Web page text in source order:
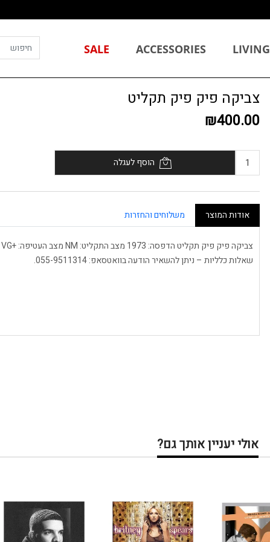
LIVING
ACCESSORIES
SALE
צביקה פיק פיק תקליט
₪400.00
הוסף לעגלה
אודות המוצר משלוחים והחזרות
שאלות כלליות – ניתן להשאיר הודעה בוואטסאפ: 055-9511314.
אולי יעניין אותך גם?